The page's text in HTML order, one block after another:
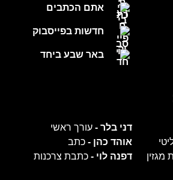
אתם הכתבים
חדשות בפייסבוק
באר שבע ביחד
דני בלר -עורך ראשי
אוהד כהן -כתב
מגזין דפנה לוי -כתבת צרכנות